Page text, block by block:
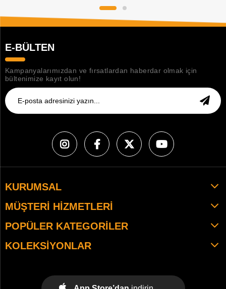
E-BÜLTEN
Kampanyalarımızdan ve fırsatlardan haberdar olmak için
bültenimize kayıt olun!
KURUMSAL
MÜŞTERI HIZMETLERI
POPÜLER KATEGORILER
KOLEKSIYONLAR